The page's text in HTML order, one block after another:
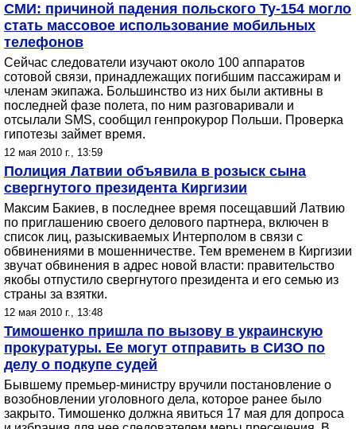
СМИ: причиной падения польского Ту-154 могло
стать массовое использование мобильных
телефонов
Сейчас следователи изучают около 100 аппаратов
сотовой связи, принадлежащих погибшим пассажирам и
членам экипажа. Большинство из них были активны в
последней фазе полета, по ним разговаривали и
отсылали SMS, сообщил генпрокурор Польши. Проверка
гипотезы займет время.
12 мая 2010 г., 13:59
Полиция Латвии объявила в розыск сына
свергнутого президента Киргизии
Максим Бакиев, в последнее время посещавший Латвию
по приглашению своего делового партнера, включен в
список лиц, разыскиваемых Интерполом в связи с
обвинениями в мошенничестве. Тем временем в Киргизии
звучат обвинения в адрес новой власти: правительство
якобы отпустило свергнутого президента и его семью из
страны за взятки.
12 мая 2010 г., 13:48
Тимошенко пришла по вызову в украинскую
прокуратуры. Ее могут отправить в СИЗО по
делу о подкупе судей
Бывшему премьер-министру вручили постановление о
возобновлении уголовного дела, которое ранее было
закрыто. Тимошенко должна явиться 17 мая для допроса